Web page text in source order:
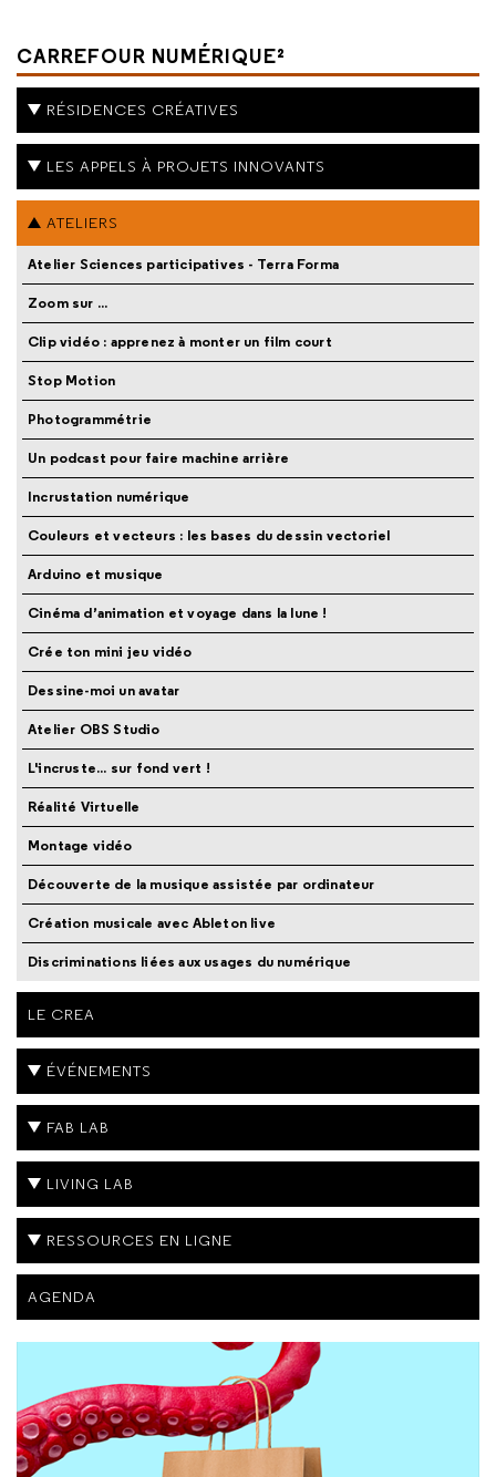
CARREFOUR NUMÉRIQUE²
RÉSIDENCES CRÉATIVES
LES APPELS À PROJETS INNOVANTS
ATELIERS
Atelier Sciences participatives - Terra Forma
Zoom sur ...
Clip vidéo : apprenez à monter un film court
Stop Motion
Photogrammétrie
Un podcast pour faire machine arrière
Incrustation numérique
Couleurs et vecteurs : les bases du dessin vectoriel
Arduino et musique
Cinéma d’animation et voyage dans la lune !
Crée ton mini jeu vidéo
Dessine-moi un avatar
Atelier OBS Studio
L'incruste... sur fond vert !
Réalité Virtuelle
Montage vidéo
Découverte de la musique assistée par ordinateur
Création musicale avec Ableton live
Discriminations liées aux usages du numérique
LE CREA
ÉVÉNEMENTS
FAB LAB
LIVING LAB
RESSOURCES EN LIGNE
AGENDA